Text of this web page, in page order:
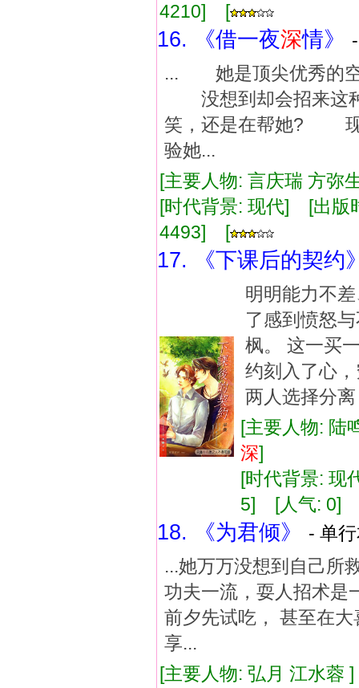
4210] [
16. 《借一夜深情》
... 她是顶尖优秀的
没想到却会招来这
笑，还是在帮她? 现
验她...
[主要人物: 言庆瑞 方
[时代背景: 现代] [出
4493] [
17. 《下课后的契约
明明能力不
了感到愤怒
枫。 这一买
约刻入了心
两人选择分
[主要人物:
深]
[时代背景:
5] [人气: 0]
18. 《为君倾》
- 单
...她万万没想到自己
功夫一流，耍人招术是
前夕先试吃， 甚至在
享...
[主要人物: 弘月 江水